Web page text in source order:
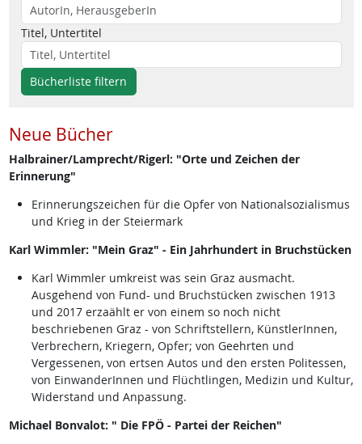
Titel, Untertitel
Bücherliste filtern
Neue Bücher
Halbrainer/Lamprecht/Rigerl: "Orte und Zeichen der
Erinnerung"
Erinnerungszeichen für die Opfer von Nationalsozialismus
und Krieg in der Steiermark
Karl Wimmler: "Mein Graz" - Ein Jahrhundert in Bruchstücken
Karl Wimmler umkreist was sein Graz ausmacht.
Ausgehend von Fund- und Bruchstücken zwischen 1913
und 2017 erzaählt er von einem so noch nicht
beschriebenen Graz - von Schriftstellern, KünstlerInnen,
Verbrechern, Kriegern, Opfer; von Geehrten und
Vergessenen, von ertsen Autos und den ersten Politessen,
von EinwanderInnen und Flüchtlingen, Medizin und Kultur,
Widerstand und Anpassung.
Michael Bonvalot: " Die FPÖ - Partei der Reichen"